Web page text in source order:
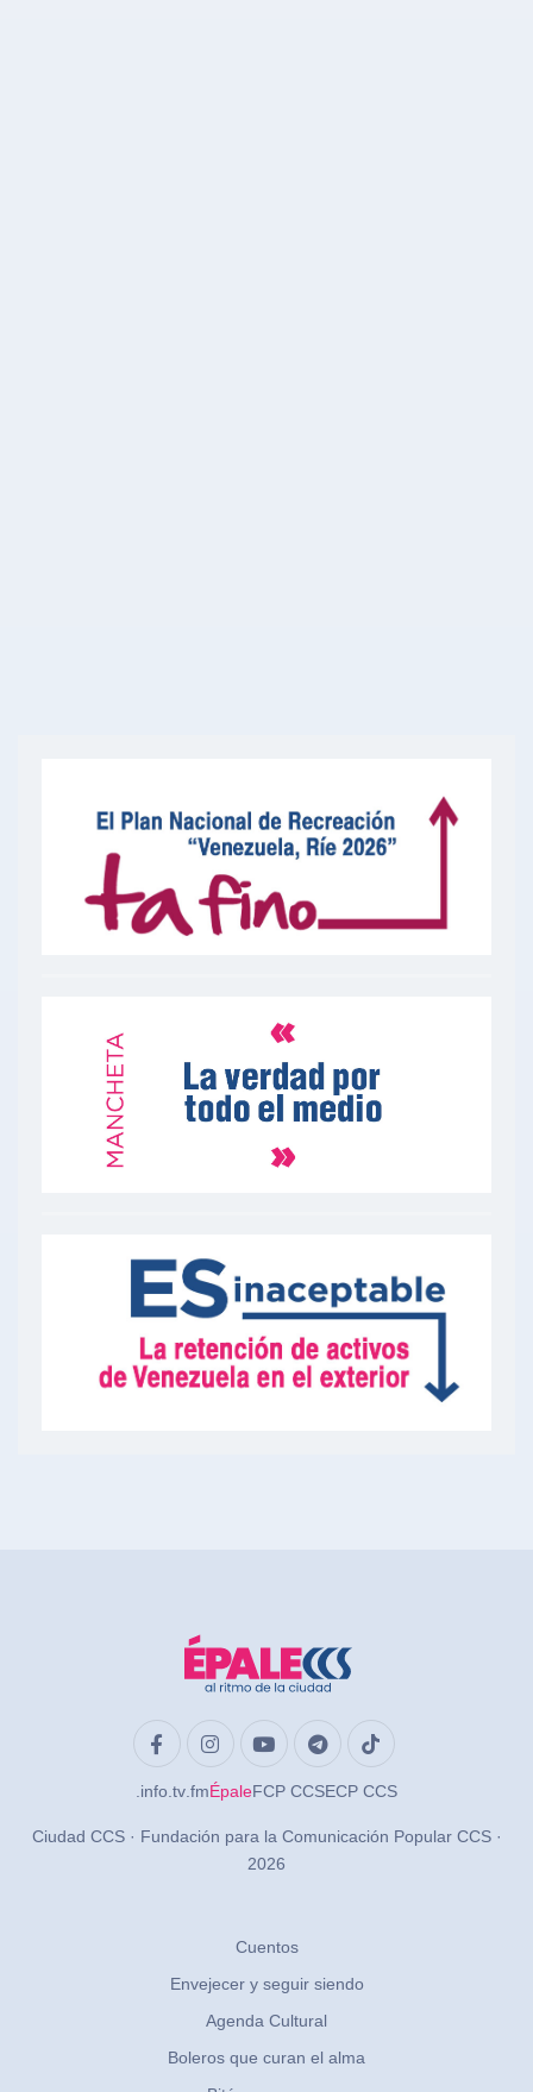
.info .tv .fmÉpaleFCP CCSECP CCS
Ciudad CCS · Fundación para la Comunicación Popular CCS ·
2026
Cuentos
Envejecer y seguir siendo
Agenda Cultural
Boleros que curan el alma